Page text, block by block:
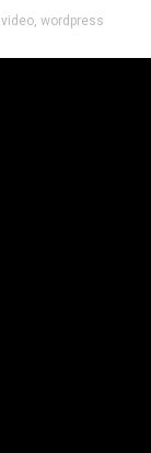
video wordpress